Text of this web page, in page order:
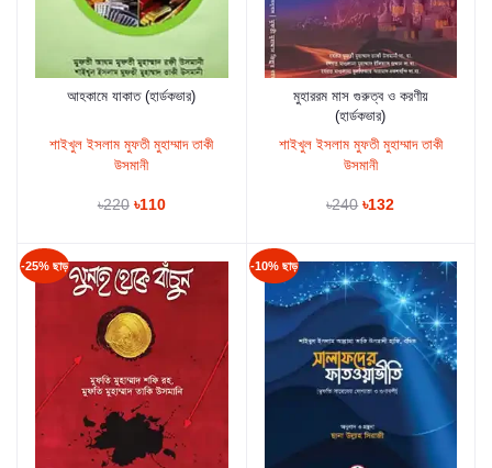
কার্টে যুক্ত করুন
আহকামে যাকাত (হার্ডকভার)
শাইখুল ইসলাম মুফতী মুহাম্মাদ তাকী
উসমানী
৳220 ৳110
কার্টে যুক্ত করুন
মুহাররম মাস গুরুত্ব ও করণীয়
(হার্ডকভার)
শাইখুল ইসলাম মুফতী মুহাম্মাদ তাকী
উসমানী
৳240 ৳132
-25% ছাড় -10% ছাড়